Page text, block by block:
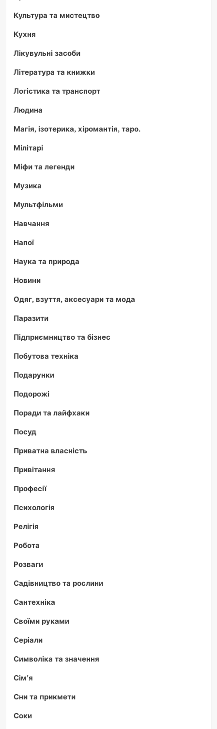
Культура та мистецтво
Кухня
Лікувульні засоби
Література та книжки
Логістика та транспорт
Людина
Магія, ізотерика, хіромантія, таро.
Мілітарі
Міфи та легенди
Музика
Мультфільми
Навчання
Напої
Наука та природа
Новини
Одяг, взуття, аксесуари та мода
Паразити
Підприємництво та бізнес
Побутова техніка
Подарунки
Подорожі
Поради та лайфхаки
Посуд
Приватна власність
Привітання
Професії
Психологія
Релігія
Робота
Розваги
Садівництво та рослини
Сантехніка
Своїми руками
Серіали
Символіка та значення
Сім'я
Сни та прикмети
Соки